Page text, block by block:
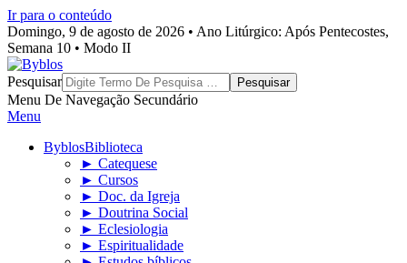
Ir para o conteúdo
Domingo, 9 de agosto de 2026 • Ano Litúrgico: Após Pentecostes,
Semana 10 • Modo II
Byblos
Pesquisar
Menu De Navegação Secundário
Menu
ByblosBiblioteca
► Catequese
► Cursos
► Doc. da Igreja
► Doutrina Social
► Eclesiologia
► Espiritualidade